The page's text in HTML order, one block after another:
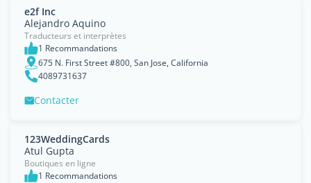
e2f Inc
Alejandro Aquino
Traducteurs et interprètes
1 Recommandations
675 N. First Street #800, San Jose, California
4089731637
Contacter
123WeddingCards
Atul Gupta
Boutiques en ligne
1 Recommandations